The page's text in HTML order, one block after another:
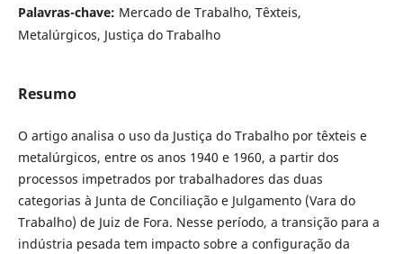
Palavras-chave: Mercado de Trabalho, Têxteis,
Metalúrgicos, Justiça do Trabalho
Resumo
O artigo analisa o uso da Justiça do Trabalho por têxteis e
metalúrgicos, entre os anos 1940 e 1960, a partir dos
processos impetrados por trabalhadores das duas
categorias à Junta de Conciliação e Julgamento (Vara do
Trabalho) de Juiz de Fora. Nesse período, a transição para a
indústria pesada tem impacto sobre a configuração da